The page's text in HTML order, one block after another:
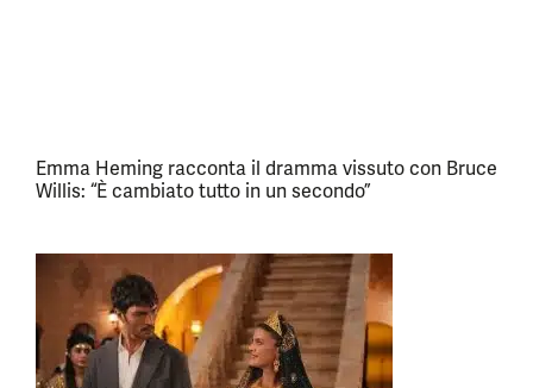
Emma Heming racconta il dramma vissuto con Bruce
Willis: “È cambiato tutto in un secondo”